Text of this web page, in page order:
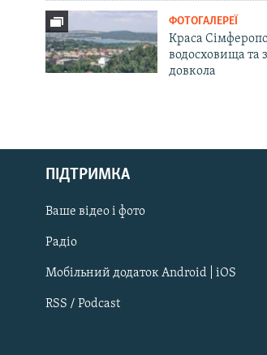
Русский
Qırımtatar
ДОЛУЧАЙСЯ!
ФОТОГАЛЕРЕЇ
Краса
водосховища та
довкола
ПІДТРИМКА
Ваше відео і фото
Радіо
Мобільний додаток Android | iOS
RSS / Podcast